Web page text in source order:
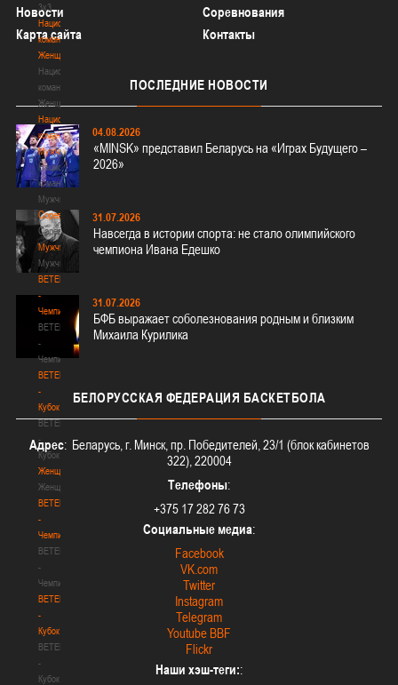
3х3
Национальная
команда.
Женщины
Национальная
команда.
Женщины
Национальная
команда.
Мужчины
Национальная
команда.
Мужчины
Соревнования
Соревнования
Мужчины
Мужчины
BETERA
-
Чемпионат
BETERA
-
Чемпионат
BETERA
-
Кубок
BETERA
-
Кубок
Женщины
Женщины
BETERA
-
Чемпионат
BETERA
-
Чемпионат
BETERA
-
Кубок
BETERA
-
Кубок
Новости
Соревнования
Карта сайта
Контакты
ПОСЛЕДНИЕ НОВОСТИ
04.08.2026
«MINSK» представил Беларусь на «Играх Будущего –
2026»
31.07.2026
Навсегда в истории спорта: не стало олимпийского
чемпиона Ивана Едешко
31.07.2026
БФБ выражает соболезнования родным и близким
Михаила Курилика
БЕЛОРУССКАЯ ФЕДЕРАЦИЯ БАСКЕТБОЛА
Адрес: Беларусь, г. Минск, пр. Победителей, 23/1 (блок кабинетов
322), 220004
Телефоны:
+375 17 282 76 73
Социальные медиа:
Facebook
VK.com
Twitter
Instagram
Telegram
Youtube BBF
Flickr
Наши хэш-теги::